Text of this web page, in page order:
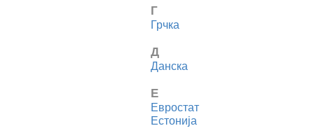
Г
Грчка
Д
Данска
Е
Евростат
Естонија